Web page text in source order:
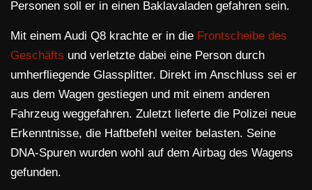
Personen soll er in einen Baklavaladen gefahren sein.
Mit einem Audi Q8 krachte er in die Frontscheibe des
Geschäfts und verletzte dabei eine Person durch
umherfliegende Glassplitter. Direkt im Anschluss sei er
aus dem Wagen gestiegen und mit einem anderen
Fahrzeug weggefahren. Zuletzt lieferte die Polizei neue
Erkenntnisse, die Haftbefehl weiter belasten. Seine
DNA-Spuren wurden wohl auf dem Airbag des Wagens
gefunden.